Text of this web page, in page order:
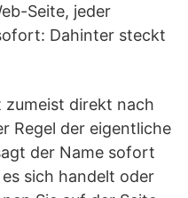
Seite, jeder
Dahinter steckt
direkt nach
Regel der eigentliche
der Name sofort
sich handelt oder